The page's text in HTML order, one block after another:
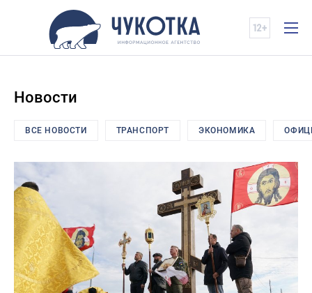
Новости
ВСЕ НОВОСТИ ТРАНСПОРТ ЭКОНОМИКА